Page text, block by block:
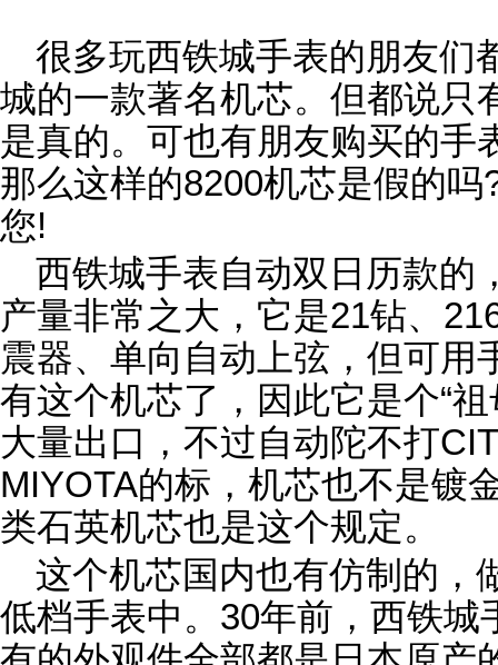
很多玩西铁城手表的朋友们
城的一款著名机芯。但都说只
是真的。可也有朋友购买的手
那么这样的8200机芯是假的
您!
西铁城手表自动双日历款的
产量非常之大，它是21钻、
震器、单向自动上弦，但可用
有这个机芯了，因此它是个“
大量出口，不过自动陀不打
MIYOTA的标，机芯也不是镀
类石英机芯也是这个规定。
这个机芯国内也有仿制的，
低档手表中。30年前，西铁城